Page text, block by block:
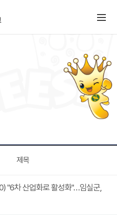
제목
"6차 산업화로 활성화"…임실군,